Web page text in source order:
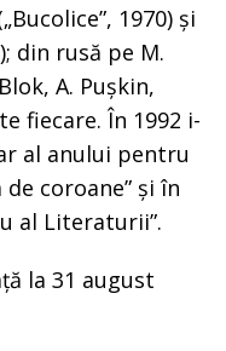
1970) și
din rusă pe M.
A. Pușkin,
fiecare. În 1992 i-
al anului pentru
coroane” și în
al Literaturii”.
la 31 august